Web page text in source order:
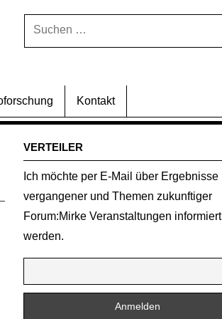
Suchen
Kontakt
VERTEILER
Ich möchte per E-Mail über Ergebnisse
vergangener und Themen zukunftiger
Forum:Mirke Veranstaltungen informiert
werden.